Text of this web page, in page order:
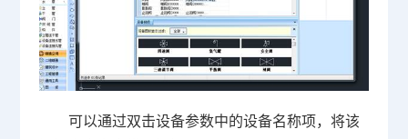
可以通过双击设备参数中的设备名称项，将该